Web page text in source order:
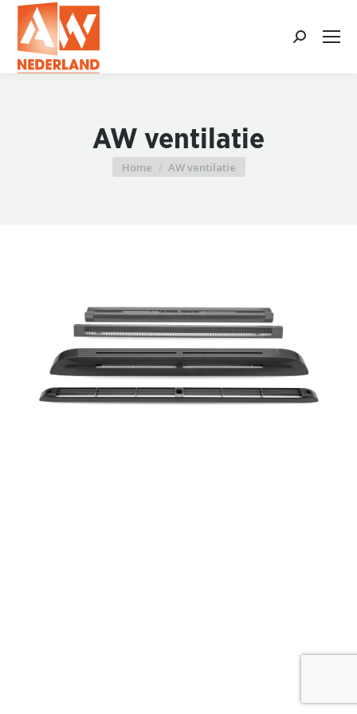
Search:
AW ventilatie
Je bent hier:
Home AW ventilatie